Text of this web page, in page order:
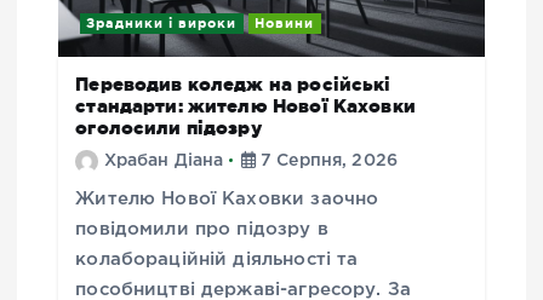
Зрадники і вироки Новини
Переводив коледж на російські
стандарти: жителю Нової Каховки
оголосили підозру
Храбан Діана 7 Серпня, 2026
Жителю Нової Каховки заочно
повідомили про підозру в
колабораційній діяльності та
пособництві державі-агресору. За